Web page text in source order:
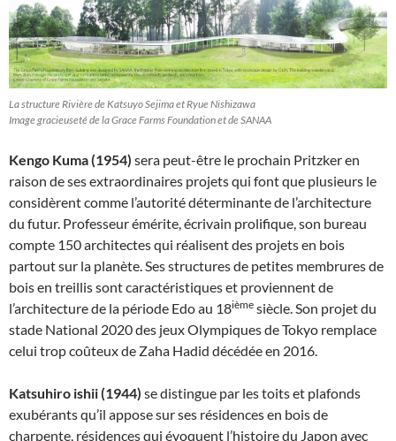
La structure Rivière de Katsuyo Sejima et Ryue Nishizawa
Image gracieuseté de la Grace Farms Foundation et de SANAA
Kengo Kuma (1954) sera peut-être le prochain Pritzker en
raison de ses extraordinaires projets qui font que plusieurs le
considèrent comme l’autorité déterminante de l’architecture
du futur. Professeur émérite, écrivain prolifique, son bureau
compte 150 architectes qui réalisent des projets en bois
partout sur la planète. Ses structures de petites membrures de
bois en treillis sont caractéristiques et proviennent de
l’architecture de la période Edo au 18ième siècle. Son projet du
stade National 2020 des jeux Olympiques de Tokyo remplace
celui trop coûteux de Zaha Hadid décédée en 2016.
Katsuhiro ishii (1944) se distingue par les toits et plafonds
exubérants qu’il appose sur ses résidences en bois de
charpente, résidences qui évoquent l’histoire du Japon avec